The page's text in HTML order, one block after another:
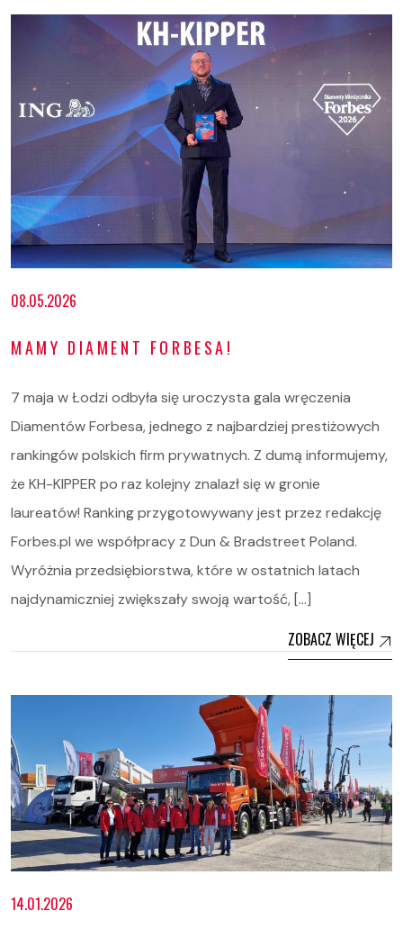
08.05.2026
MAMY DIAMENT FORBESA!
7 maja w Łodzi odbyła się uroczysta gala wręczenia
Diamentów Forbesa, jednego z najbardziej prestiżowych
rankingów polskich firm prywatnych. Z dumą informujemy,
że KH-KIPPER po raz kolejny znalazł się w gronie
laureatów! Ranking przygotowywany jest przez redakcję
Forbes.pl we współpracy z Dun & Bradstreet Poland.
Wyróżnia przedsiębiorstwa, które w ostatnich latach
najdynamiczniej zwiększały swoją wartość, […]
ZOBACZ WIĘCEJ
14.01.2026